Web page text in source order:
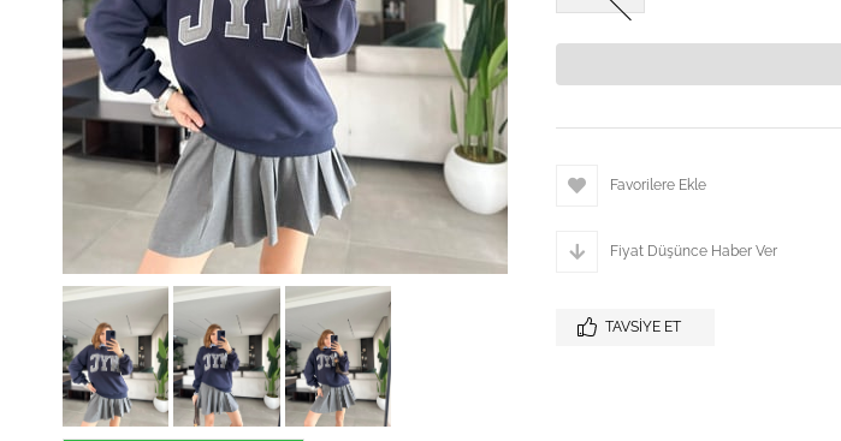
Favorilere Ekle
Fiyat Düşünce Haber Ver
TAVSIYE ET